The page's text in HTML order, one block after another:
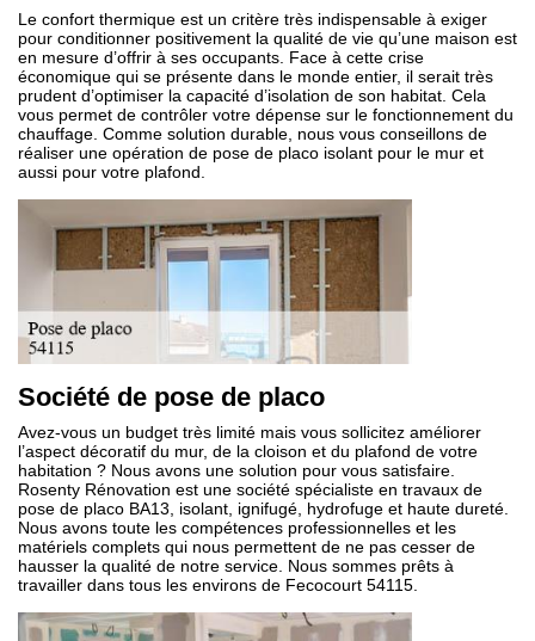
Le confort thermique est un critère très indispensable à exiger
pour conditionner positivement la qualité de vie qu’une maison est
en mesure d’offrir à ses occupants. Face à cette crise
économique qui se présente dans le monde entier, il serait très
prudent d’optimiser la capacité d’isolation de son habitat. Cela
vous permet de contrôler votre dépense sur le fonctionnement du
chauffage. Comme solution durable, nous vous conseillons de
réaliser une opération de pose de placo isolant pour le mur et
aussi pour votre plafond.
Société de pose de placo
Avez-vous un budget très limité mais vous sollicitez améliorer
l’aspect décoratif du mur, de la cloison et du plafond de votre
habitation ? Nous avons une solution pour vous satisfaire.
Rosenty Rénovation est une société spécialiste en travaux de
pose de placo BA13, isolant, ignifugé, hydrofuge et haute dureté.
Nous avons toute les compétences professionnelles et les
matériels complets qui nous permettent de ne pas cesser de
hausser la qualité de notre service. Nous sommes prêts à
travailler dans tous les environs de Fecocourt 54115.